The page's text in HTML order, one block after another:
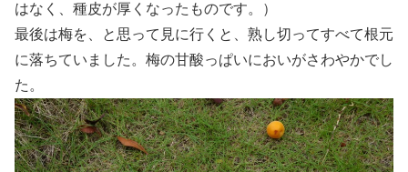
はなく、種皮が厚くなったものです。）
最後は梅を、と思って見に行くと、熟し切ってすべて根元
に落ちていました。梅の甘酸っぱいにおいがさわやかでし
た。